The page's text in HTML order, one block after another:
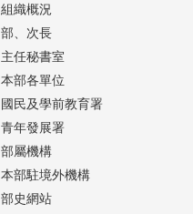
組織概況
部、次長
主任秘書室
本部各單位
國民及學前教育署
青年發展署
部屬機構
本部駐境外機構
部史網站